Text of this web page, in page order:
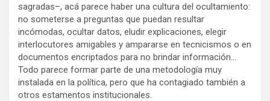
sagradas–, acá parece haber una cultura del ocultamiento:
no someterse a preguntas que puedan resultar
incómodas, ocultar datos, eludir explicaciones, elegir
interlocutores amigables y ampararse en tecnicismos o en
documentos encriptados para no brindar información…
Todo parece formar parte de una metodología muy
instalada en la política, pero que ha contagiado también a
otros estamentos institucionales.